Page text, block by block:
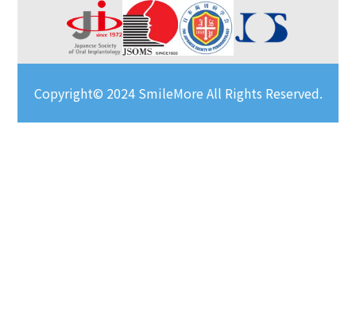
Copyright© 2024 SmileMore All Rights Reserved.